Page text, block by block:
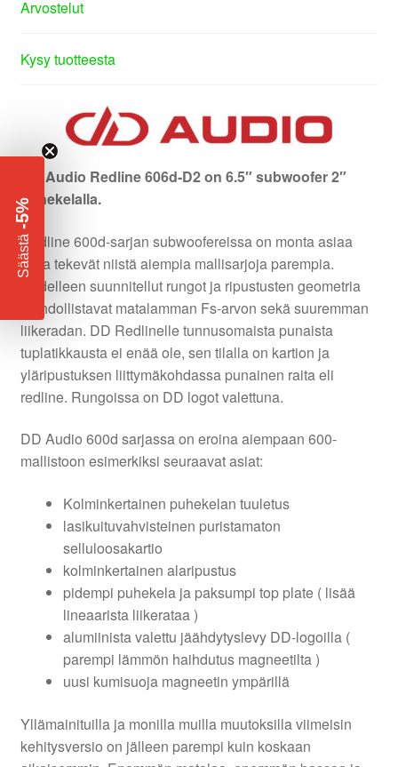
Arvostelut
Kysy tuotteesta
DD Audio Redline 606d-D2 on 6.5″ subwoofer 2″
puhekelalla.
Redline 600d-sarjan subwoofereissa on monta asiaa
jotka tekevät niistä aiempia mallisarjoja parempia.
Uudelleen suunnitellut rungot ja ripustusten geometria
mahdollistavat matalamman Fs-arvon sekä suuremman
liikeradan. DD Redlinelle tunnusomaista punaista
tuplatikkausta ei enää ole, sen tilalla on kartion ja
yläripustuksen liittymäkohdassa punainen raita eli
redline. Rungoissa on DD logot valettuna.
DD Audio 600d sarjassa on eroina aiempaan 600-
mallistoon esimerkiksi seuraavat asiat:
Kolminkertainen puhekelan tuuletus
lasikuituvahvisteinen puristamaton
selluloosakartio
kolminkertainen alaripustus
pidempi puhekela ja paksumpi top plate ( lisää
lineaarista liikerataa )
alumiinista valettu jäähdytyslevy DD-logoilla (
parempi lämmön haihdutus magneetilta )
uusi kumisuoja magneetin ympärillä
Yllämainituilla ja monilla muilla muutoksilla viimeisin
kehitysversio on jälleen parempi kuin koskaan
Säästä
-5%